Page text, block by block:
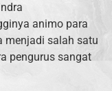
animo para
menjadi salah satu
pengurus sangat